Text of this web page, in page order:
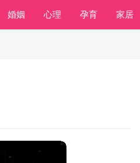
婚姻 心理 孕育 家居